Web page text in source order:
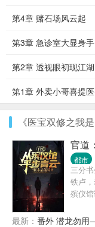
第4章 赌石场风云起
第3章 急诊室大显身手
第2章 透视眼初现江湖
第1章 外卖小哥喜提
《医宝双修之我
官道
都市
三分
铁卢
殡仪
路。
最新： 番外 潜龙勿